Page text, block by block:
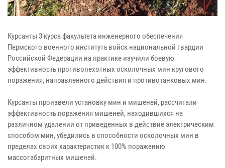
Курсанты 3 курса факультета инженерного обеспечения
Пермского военного института войск национальной гвардии
Российской Федерации на практике изучили боевую
эффективность противопехотных осколочных мин кругового
поражения, направленного действия и противотанковых мин.
Курсанты произвели установку мин и мишеней, рассчитали
эффективность поражения мишеней, находившихся на
различном удалении от приведенных в действие электрическим
способом мин, убедились в способности осколочных мин в
пределах своих характеристик к 100% поражению
массогабаритных мишеней.